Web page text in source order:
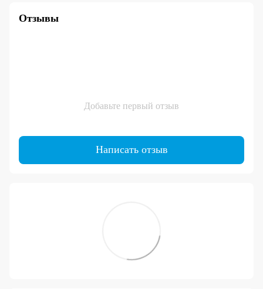
Отзывы
Добавьте первый отзыв
Написать отзыв